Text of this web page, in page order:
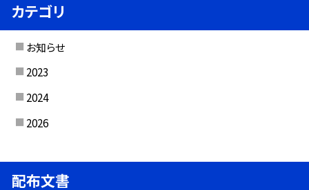
カテゴリ
お知らせ
2023
2024
2026
配布文書